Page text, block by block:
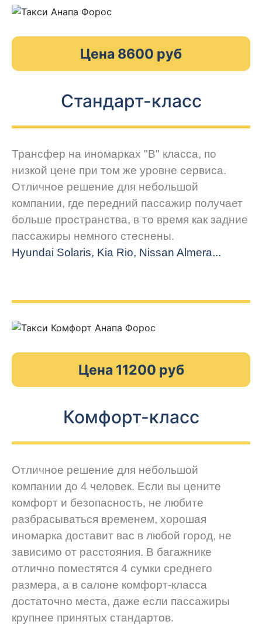
Цена 8600 руб
Стандарт-класс
Трансфер на иномарках "В" класса, по
низкой цене при том же уровне сервиса.
Отличное решение для небольшой
компании, где передний пассажир получает
больше пространства, в то время как задние
пассажиры немного стеснены.
Hyundai Solaris, Kia Rio, Nissan Almera...
Цена 11200 руб
Комфорт-класс
Отличное решение для небольшой
компании до 4 человек. Если вы цените
комфорт и безопасность, не любите
разбрасываться временем, хорошая
иномарка доставит вас в любой город, не
зависимо от расстояния. В багажнике
отлично поместятся 4 сумки среднего
размера, а в салоне комфорт-класса
достаточно места, даже если пассажиры
крупнее принятых стандартов.